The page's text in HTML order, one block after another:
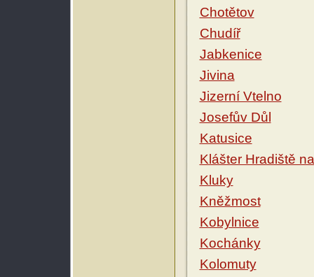
Chotětov
Chudíř
Jabkenice
Jivina
Jizerní Vtelno
Josefův Důl
Katusice
Klášter Hradiště
Kluky
Kněžmost
Kobylnice
Kochánky
Kolomuty